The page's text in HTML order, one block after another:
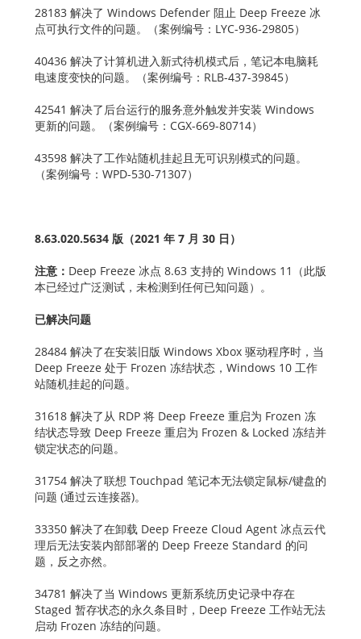
28183 解决了 Windows Defender 阻止 Deep Freeze 冰
点可执行文件的问题。（案例编号：LYC-936-29805）
40436 解决了计算机进入新式待机模式后，笔记本电脑耗
电速度变快的问题。（案例编号：RLB-437-39845）
42541 解决了后台运行的服务意外触发并安装 Windows
更新的问题。（案例编号：CGX-669-80714）
43598 解决了工作站随机挂起且无可识别模式的问题。
（案例编号：WPD-530-71307）
8.63.020.5634 版（2021 年 7 月 30 日）
注意： Deep Freeze 冰点 8.63 支持的 Windows 11（此版
本已经过广泛测试，未检测到任何已知问题）。
已解决问题
28484 解决了在安装旧版 Windows Xbox 驱动程序时，当
Deep Freeze 处于 Frozen 冻结状态，Windows 10 工作
站随机挂起的问题。
31618 解决了从 RDP 将 Deep Freeze 重启为 Frozen 冻
结状态导致 Deep Freeze 重启为 Frozen & Locked 冻结并
锁定状态的问题。
31754 解决了联想 Touchpad 笔记本无法锁定鼠标/键盘的
问题 (通过云连接器)。
33350 解决了在卸载 Deep Freeze Cloud Agent 冰点云代
理后无法安装内部部署的 Deep Freeze Standard 的问
题，反之亦然。
34781 解决了当 Windows 更新系统历史记录中存在
Staged 暂存状态的永久条目时，Deep Freeze 工作站无法
启动 Frozen 冻结的问题。